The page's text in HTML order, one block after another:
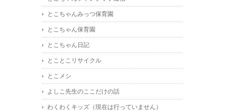
とこちゃんみっつ保育園
とこちゃん保育園
とこちゃん日記
とことこリサイクル
とこメシ
よしこ先生のここだけの話
わくわくキッズ（現在は行っていません）